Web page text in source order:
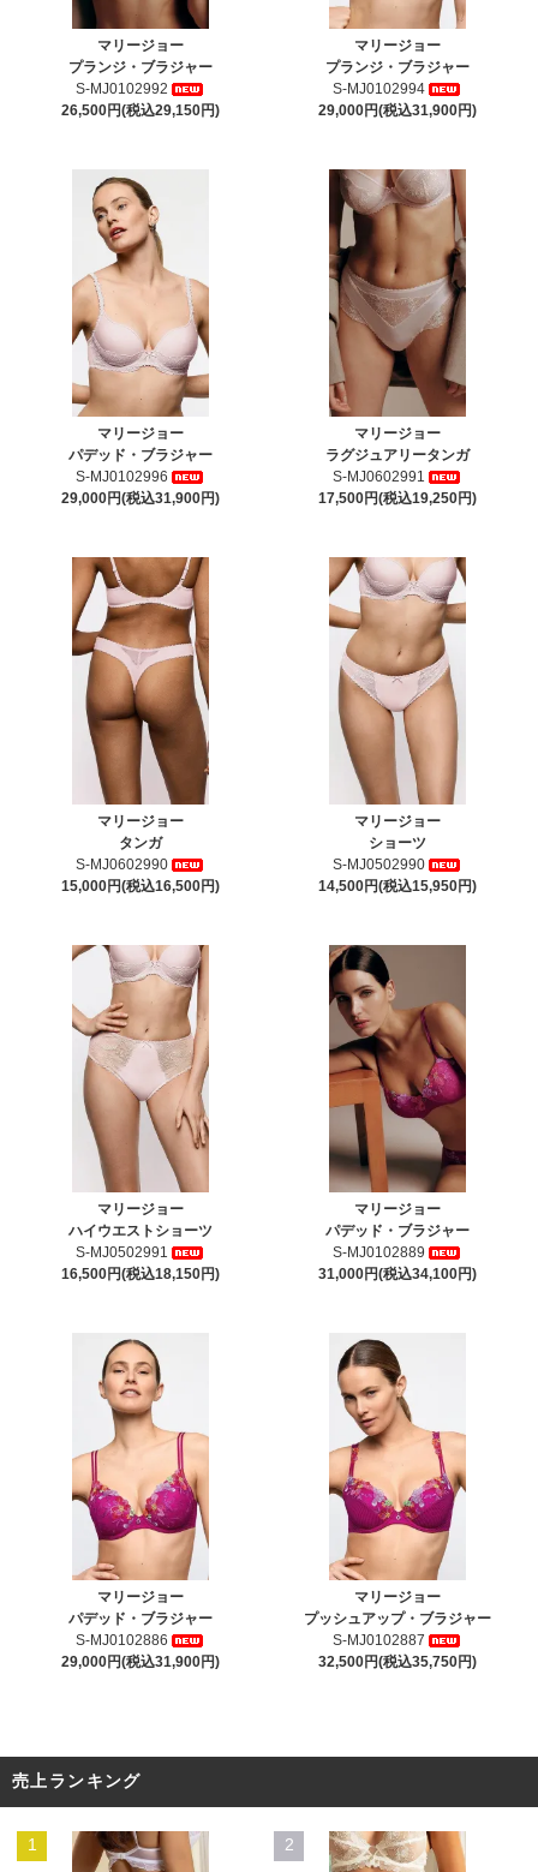
マリージョー
プランジ・ブラジャー
S-MJ0102992
26,500円(税込29,150円)
マリージョー
プランジ・ブラジャー
S-MJ0102994
29,000円(税込31,900円)
マリージョー
パデッド・ブラジャー
S-MJ0102996
29,000円(税込31,900円)
マリージョー
ラグジュアリータンガ
S-MJ0602991
17,500円(税込19,250円)
マリージョー
タンガ
S-MJ0602990
15,000円(税込16,500円)
マリージョー
ショーツ
S-MJ0502990
14,500円(税込15,950円)
マリージョー
ハイウエストショーツ
S-MJ0502991
16,500円(税込18,150円)
マリージョー
パデッド・ブラジャー
S-MJ0102889
31,000円(税込34,100円)
マリージョー
パデッド・ブラジャー
S-MJ0102886
29,000円(税込31,900円)
マリージョー
プッシュアップ・ブラジャー
S-MJ0102887
32,500円(税込35,750円)
売上ランキング
1 2